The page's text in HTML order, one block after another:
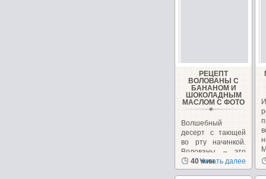
РЕЦЕПТ
ВОЛОВАНЫ С
БАНАНОМ И
ШОКОЛАДНЫМ
МАСЛОМ С ФОТО
Волшебный
десерт с тающей
во рту начинкой.
Волованы – это
фирменный...
40 мин
Читать далее